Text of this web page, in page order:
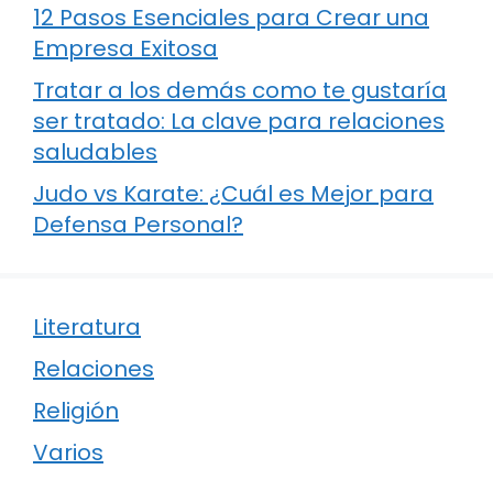
12 Pasos Esenciales para Crear una
Empresa Exitosa
Tratar a los demás como te gustaría
ser tratado: La clave para relaciones
saludables
Judo vs Karate: ¿Cuál es Mejor para
Defensa Personal?
Literatura
Relaciones
Religión
Varios